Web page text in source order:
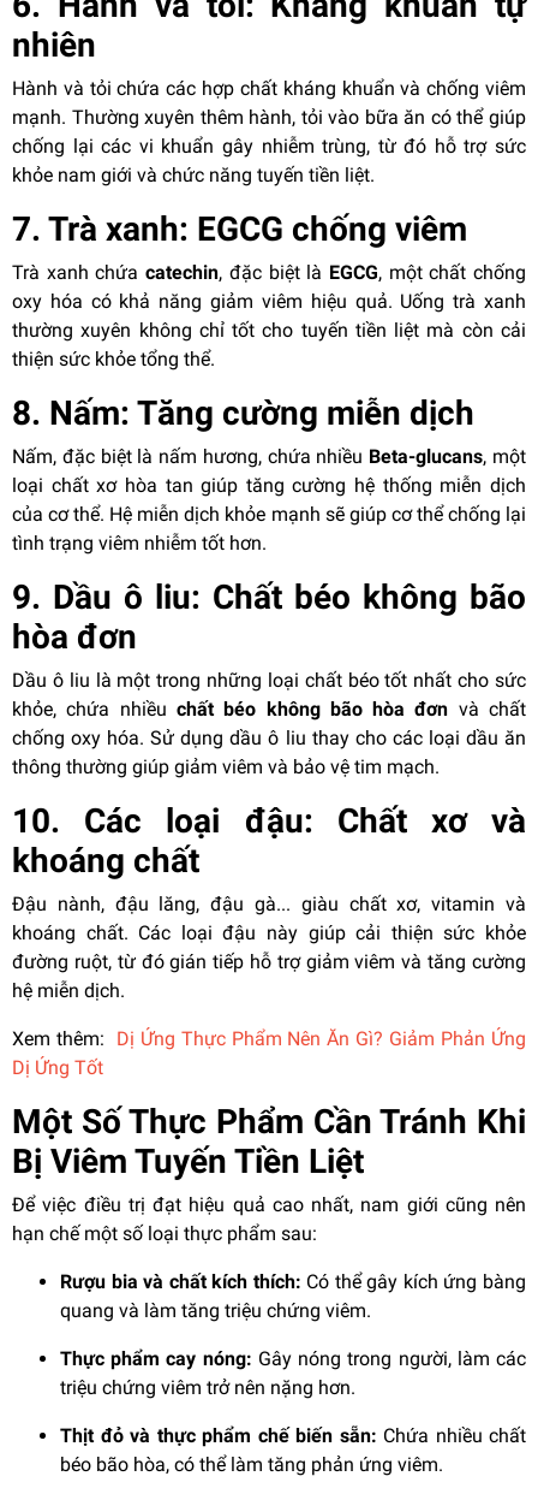
nhiên
Hành và tỏi chứa các hợp chất kháng khuẩn và chống viêm
mạnh. Thường xuyên thêm hành, tỏi vào bữa ăn có thể giúp
chống lại các vi khuẩn gây nhiễm trùng, từ đó hỗ trợ sức
khỏe nam giới và chức năng tuyến tiền liệt.
7. Trà xanh: EGCG chống viêm
Trà xanh chứacatechin, đặc biệt là EGCG, một chất chống
oxy hóa có khả năng giảm viêm hiệu quả. Uống trà xanh
thường xuyên không chỉ tốt cho tuyến tiền liệt mà còn cải
thiện sức khỏe tổng thể.
8. Nấm: Tăng cường miễn dịch
Nấm, đặc biệt là nấm hương, chứa nhiều Beta-glucans, một
loại chất xơ hòa tan giúp tăng cường hệ thống miễn dịch
của cơ thể. Hệ miễn dịch khỏe mạnh sẽ giúp cơ thể chống lại
tình trạng viêm nhiễm tốt hơn.
9. Dầu ô liu: Chất béo không bão
hòa đơn
Dầu ô liu là một trong những loại chất béo tốt nhất cho sức
khỏe, chứa nhiều chất béo không bão hòa đơn và chất
chống oxy hóa. Sử dụng dầu ô liu thay cho các loại dầu ăn
thông thường giúp giảm viêm và bảo vệ tim mạch.
10. Các loại đậu: Chất xơ và
khoáng chất
Đậu nành, đậu lăng, đậu gà... giàu chất xơ, vitamin và
khoáng chất. Các loại đậu này giúp cải thiện sức khỏe
đường ruột, từ đó gián tiếp hỗ trợ giảm viêm và tăng cường
hệ miễn dịch.
Xem thêm: Dị Ứng Thực Phẩm Nên Ăn Gì? Giảm Phản Ứng
Dị Ứng Tốt
Một Số Thực Phẩm Cần Tránh Khi
Bị Viêm Tuyến Tiền Liệt
Để việc điều trị đạt hiệu quả cao nhất, nam giới cũng nên
hạn chế một số loại thực phẩm sau:
Rượu bia và chất kích thích: Có thể gây kích ứng bàng
quang và làm tăng triệu chứng viêm.
Thực phẩm cay nóng: Gây nóng trong người, làm các
triệu chứng viêm trở nên nặng hơn.
Thịt đỏ và thực phẩm chế biến sẵn: Chứa nhiều chất
béo bão hòa, có thể làm tăng phản ứng viêm.